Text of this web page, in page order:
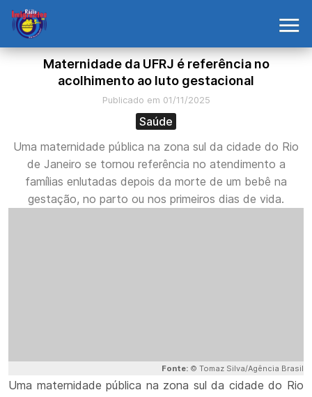
Maternidade da UFRJ é referência no
acolhimento ao luto gestacional
Publicado em 01/11/2025
Saúde
Uma maternidade pública na zona sul da cidade do Rio
de Janeiro se tornou referência no atendimento a
famílias enlutadas depois da morte de um bebê na
gestação, no parto ou nos primeiros dias de vida.
Fonte: © Tomaz Silva/Agência Brasil
Uma maternidade pública na zona sul da cidade do Rio